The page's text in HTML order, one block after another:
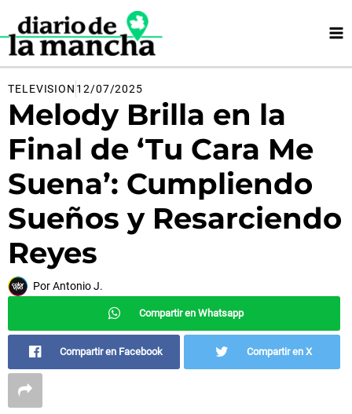
contenido
TELEVISION 12/07/2025
Melody Brilla en la
Final de ‘Tu Cara Me
Suena’: Cumpliendo
Sueños y Resarciendo
Reyes
PorAntonio J.
Compartir en Whatsapp
Compartir en Facebook Compartir en X